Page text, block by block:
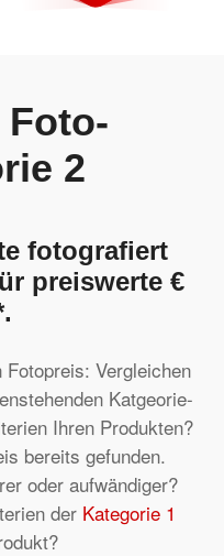
2
fotografiert
preiswerte €
Vergleichen
Katgeorie-
Ihren Produkten?
bereits gefunden.
oder aufwändiger?
der Kategorie 1